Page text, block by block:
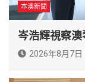
本澳新聞
岑浩輝視察
2026年8月7日